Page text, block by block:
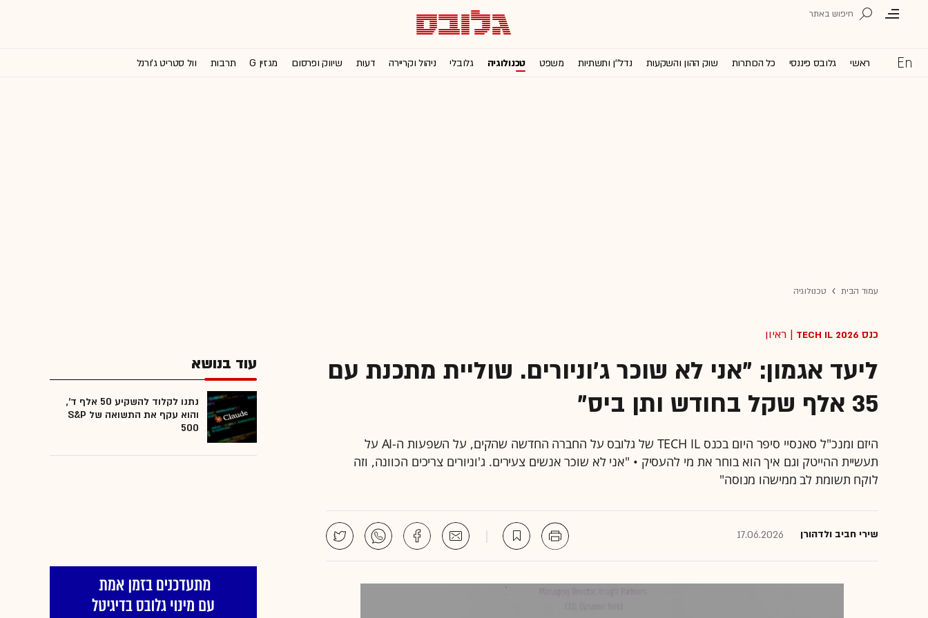
ראשי גלובס פיננסי כל הכותרות שוק ההון והשקעות נדל''ן ותשתיות משפט טכנולוגיה גלובלי ניהול וקריירה דעות שיווק ופרסום מגזין G תרבות וול סטריט ג'ורנל
עמוד הבית טכנולוגיה
כנס TECH IL 2026 | ראיון
ליעד אגמון: "אני לא שוכר ג׳וניורים. שוליית מתכנת עם
35 אלף שקל בחודש ותן ביס"
היזם ומנכ"ל סאנסיי סיפר היום בכנס TECH IL של גלובס על החברה החדשה שהקים, על השפעות ה-AI על
תעשיית ההייטק וגם איך הוא בוחר את מי להעסיק • "אני לא שוכר אנשים צעירים. ג'וניורים צריכים הכוונה, וזה
לוקח תשומת לב ממישהו מנוסה"
שירי חביב ולדהורן 17.06.2026
עוד בנושא
נתנו לקלוד להשקיע 50 אלף ד',
והוא עקף את התשואה של S&P
500